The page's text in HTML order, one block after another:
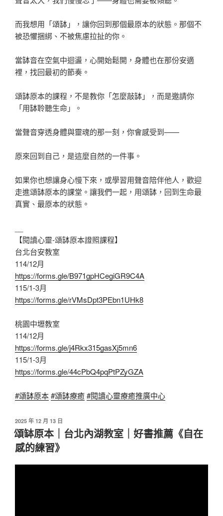
而我想用「頌缽」，讓你回到那個最原本的狀態。那個不
被恐懼捆綁、不被焦慮拉扯的你。
當缽音在空氣中迴盪，心開始鬆開，身體也在那份安適
裡，找回最初的節奏。
頌缽原本的課程，不是教你「怎麼敲缽」，而是邀請你
「用缽聆聽生命」。
當聲音穿透身體與靈魂的那一刻，你會感受到——
原來回到自己，是這麼自然的一件事。
如果你也想讓身心慢下來，或學習用聲音陪伴他人，歡迎
走進頌缽原本的課堂。讓我們一起，用頌缽，回到生命最
真實、最原本的狀態。
【閱讀心靈-頌缽原本證照課程】
台北台安教室
114/12月
https://forms.gle/B971gpHCegiGR9C4A
115/1-3月
https://forms.gle/rVMsDpt3PEbn1UHk8
桃園中壢教室
114/12月
https://forms.gle/j4Rkx315gasXj5mn6
115/1-3月
https://forms.gle/44cPbQ4pqPtPZyGZA
#頌缽原本#頌缽療癒#閱讀心靈療癒推廣中心
發
佈
於
2025 年 12 月 13 日
頌缽原本｜台北內湖教室｜好書推薦《自在
感的練習》